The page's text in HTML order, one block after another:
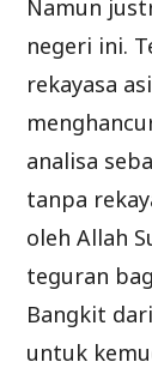
Namun
negeri ini.
rekayasa
analisa
tanpa
oleh Allah
teguran
Bangkit
untuk